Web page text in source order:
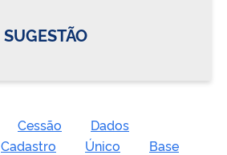
SUGESTÃO
Cessão
Dados
Cadastro Único
Base